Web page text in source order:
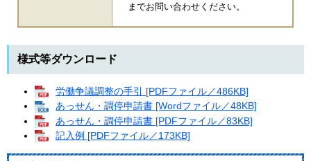
までお問い合わせください。
様式等ダウンロード
労働争議調整の手引 [PDFファイル／486KB]
あっせん・調停申請書 [Wordファイル／48KB]
あっせん・調停申請書 [PDFファイル／83KB]
記入例 [PDFファイル／173KB]